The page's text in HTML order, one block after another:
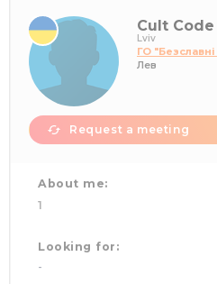
Cult Code
Lviv
ГО
Лев
Request a meeting
About me:
1
Looking for:
-